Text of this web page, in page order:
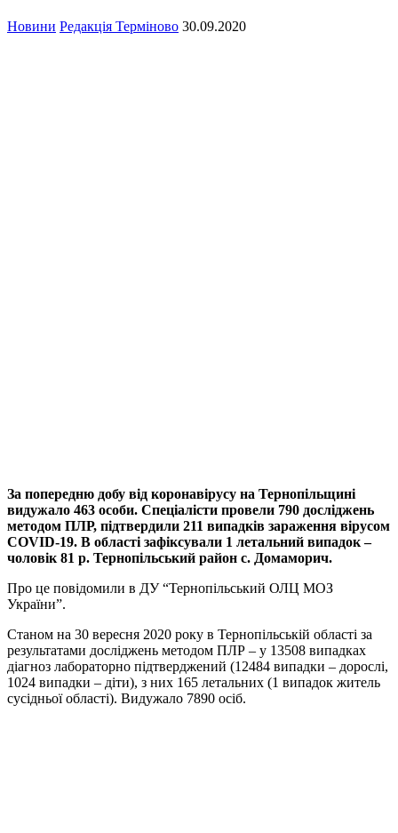
Новини Редакція Терміново 30.09.2020
За попередню добу від коронавірусу на Тернопільщині
видужало 463 особи. Спеціалісти провели 790 досліджень
методом ПЛР, підтвердили 211 випадків зараження вірусом
COVID-19. В області зафіксували 1 летальний випадок –
чоловік 81 р. Тернопільський район с. Домаморич.
Про це повідомили в ДУ “Тернопільський ОЛЦ МОЗ
України”.
Станом на 30 вересня 2020 року в Тернопільській області за
результатами досліджень методом ПЛР – у 13508 випадках
діагноз лабораторно підтверджений (12484 випадки – дорослі,
1024 випадки – діти), з них 165 летальних (1 випадок житель
сусідньої області). Видужало 7890 осіб.